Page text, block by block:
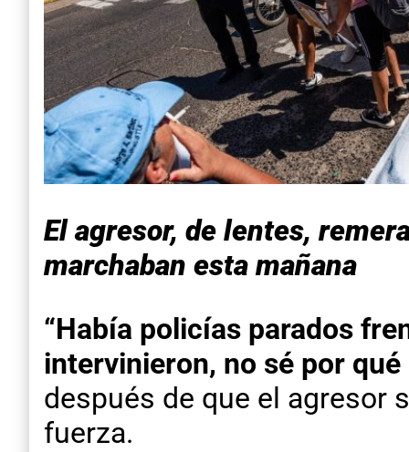
El agresor, de lentes,
marchaban esta mañana
“Había policías parados
intervinieron, no sé por qué
después de que el agresor
fuerza.